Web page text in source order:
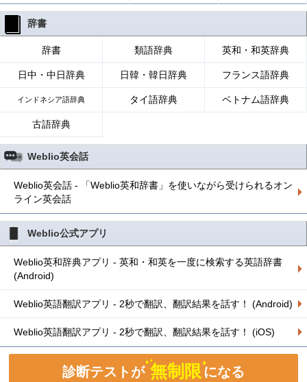
辞書
辞書 類語辞典 英和・和英辞典
日中・中日辞典 日韓・韓日辞典 フランス語辞典
インドネシア語辞典 タイ語辞典 ベトナム語辞典
古語辞典
Weblio英会話
Weblio英会話 - 「Weblio英和辞書」を使いながら受けられるオン
ライン英会話
Weblio公式アプリ
Weblio英和辞典アプリ - 英和・和英を一度に検索する英語辞書
(Android)
Weblio英語翻訳アプリ - 2秒で翻訳、翻訳結果を話す！ (Android)
Weblio英語翻訳アプリ - 2秒で翻訳、翻訳結果を話す！ (iOS)
診断テストが 無制限になる